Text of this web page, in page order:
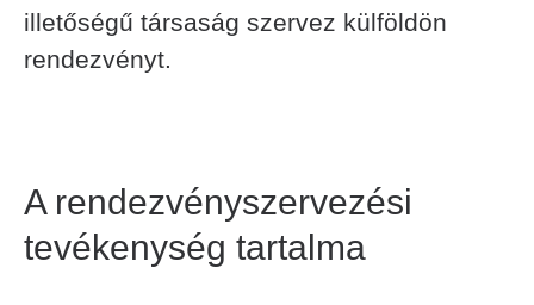
illetőségű társaság szervez külföldön
rendezvényt.
A rendezvényszervezési
tevékenység tartalma